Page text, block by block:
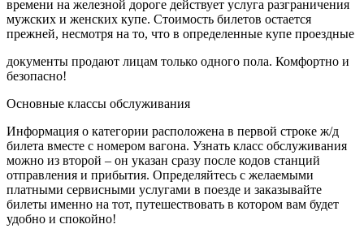
времени на железной дороге действует услуга разграничения
мужских и женских купе. Стоимость билетов остается
прежней, несмотря на то, что в определенные купе проездные
документы продают лицам только одного пола. Комфортно и
безопасно!
Основные классы обслуживания
Информация о категории расположена в первой строке ж/д
билета вместе с номером вагона. Узнать класс обслуживания
можно из второй – он указан сразу после кодов станций
отправления и прибытия. Определяйтесь с желаемыми
платными сервисными услугами в поезде и заказывайте
билеты именно на тот, путешествовать в котором вам будет
удобно и спокойно!